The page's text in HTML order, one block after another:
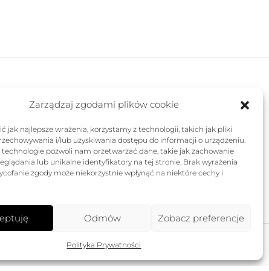
Zarządzaj zgodami plików cookie
jak najlepsze wrażenia, korzystamy z technologii, takich jak pliki
i/lub uzyskiwania dostępu do informacji o urządzeniu.
pozwoli nam przetwarzać dane, takie jak zachowanie
lub unikalne identyfikatory na tej stronie. Brak wyrażenia
zgody może niekorzystnie wpłynąć na niektóre cechy i
Odmów Zobacz preferencje
Polityka Prywatności
Created by